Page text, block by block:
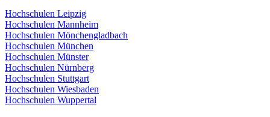
Hochschulen Leipzig
Hochschulen Mannheim
Hochschulen Mönchengladbach
Hochschulen München
Hochschulen Münster
Hochschulen Nürnberg
Hochschulen Stuttgart
Hochschulen Wiesbaden
Hochschulen Wuppertal